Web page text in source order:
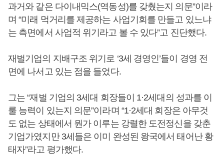
과거와 같은 다이내믹스(역동성)를 갖췄는지 의문”이라
며 “미래 먹거리를 제공하는 사업기회를 만들고 있느냐
는 측면에서 사업적 위기라고 볼 수 있다”고 진단했다.
재벌기업의 지배구조 위기로 ‘3세 경영인’들이 경영 전
면에 나서고 있는 점을 들었다.
그는 “재벌 기업의 3세대 회장들이 1·2세대의 성과를 이
룰 능력이 있는지 의문”이라며 “1·2세대 회장은 아무것
도 없는 상태에서 뭔가 이루는 강렬한 도전정신을 갖춘
기업가였지만 3세들은 이미 완성된 왕국에서 태어난 황
태자”라고 평가했다.